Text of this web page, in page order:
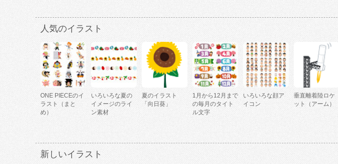
人気のイラスト
ONE PIECEのイ
ラスト（まと
め）
いろいろな夏の
イメージのライ
ン素材
夏のイラスト
「向日葵」
1月から12月まで
の毎月のタイト
ル文字
いろいろな顔ア
イコン
垂直離着陸ロケ
ット（アーム）
新しいイラスト